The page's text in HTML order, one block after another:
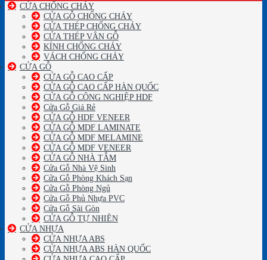
CỬA CHỐNG CHÁY
CỬA GỖ CHỐNG CHÁY
CỬA THÉP CHỐNG CHÁY
CỬA THÉP VÂN GỖ
KÍNH CHỐNG CHÁY
VÁCH CHỐNG CHÁY
CỬA GỖ
CỬA GỖ CAO CẤP
CỬA GỖ CAO CẤP HÀN QUỐC
CỬA GỖ CÔNG NGHIỆP HDF
Cửa Gỗ Giá Rẻ
CỬA GỖ HDF VENEER
CỬA GỖ MDF LAMINATE
CỬA GỖ MDF MELAMINE
CỬA GỖ MDF VENEER
CỬA GỖ NHÀ TẮM
Cửa Gỗ Nhà Vệ Sinh
Cửa Gỗ Phòng Khách Sạn
Cửa Gỗ Phòng Ngủ
Cửa Gỗ Phủ Nhựa PVC
Cửa Gỗ Sài Gòn
CỬA GỖ TỰ NHIÊN
CỬA NHỰA
CỬA NHỰA ABS
CỬA NHỰA ABS HÀN QUỐC